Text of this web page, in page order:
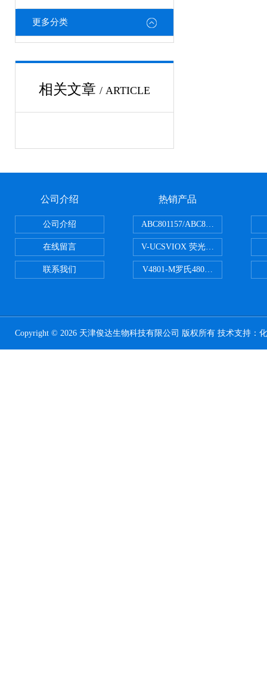
更多分类
相关文章 / ARTICLE
公司介绍
公司介绍
在线留言
联系我们
热销产品
ABC801157/ABC801506ABC常规
V-UCSVIOX 荧光定量封板膜
V4801-M罗氏480适配96孔板 PCR
Copyright © 2026 天津俊达生物科技有限公司 版权所有 技术支持：